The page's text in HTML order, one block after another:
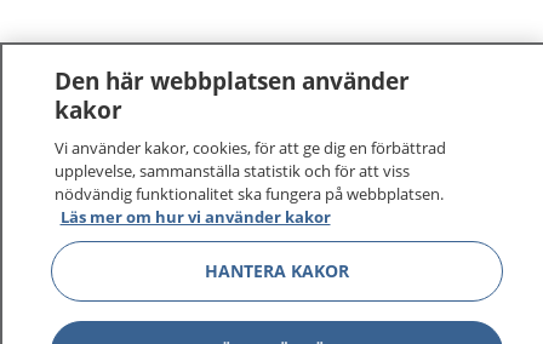
1177 –tryggt om din hälsa och vård
På 1177.se får du råd om hälsa och information om
sjukdomar och vilka mottagningar du kan kontakta.
Logga in för att läsa din journal och göra dina
vårdärenden. Ring telefonnummer 1177 för
sjukvårdsrådgivning dygnet runt.
1177 ger dig råd när du vill må bättre.
Den här webbplatsen använder
kakor
Vi använder kakor, cookies, för att ge dig en förbättrad
upplevelse, sammanställa statistik och för att viss
nödvändig funktionalitet ska fungera på webbplatsen.
Läs mer om hur vi använder kakor
HANTERA KAKOR